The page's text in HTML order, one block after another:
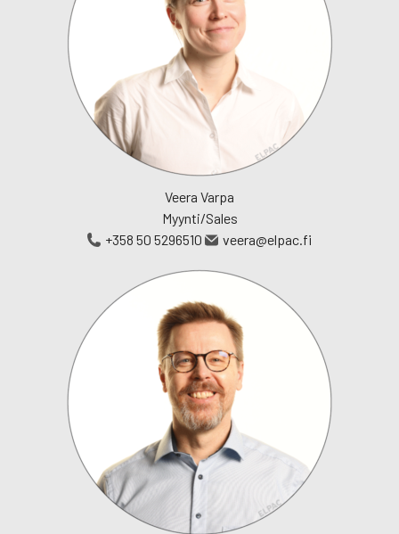
Veera Varpa
Myynti/Sales
+358 50 5296510
veera@elpac.fi